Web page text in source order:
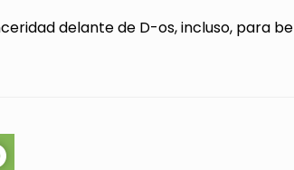
delante de D-os, incluso, para